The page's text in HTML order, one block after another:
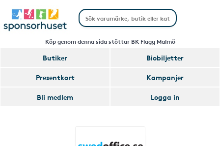
Köp genom denna sida stöttar BK Flagg Malmö
Butiker
Biobiljetter
Presentkort
Kampanjer
Bli medlem
Logga in